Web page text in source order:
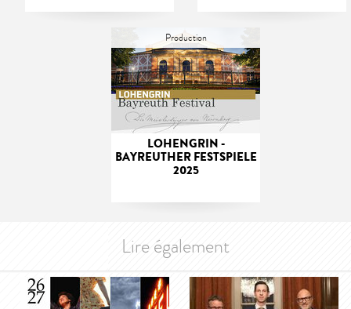
Production
LOHENGRIN -
BAYREUTHER FESTSPIELE
2025
Lire également